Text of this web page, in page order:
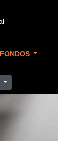
FONDOS